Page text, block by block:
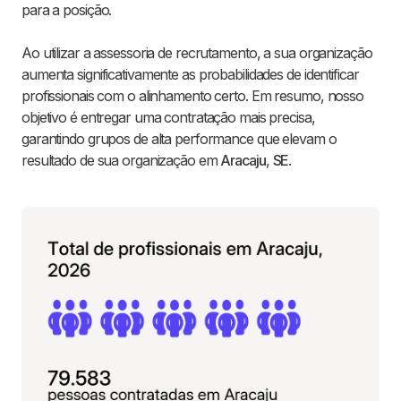
para a posição.
Ao utilizar a assessoria de recrutamento, a sua organização
aumenta significativamente as probabilidades de identificar
profissionais com o alinhamento certo. Em resumo, nosso
objetivo é entregar uma contratação mais precisa,
garantindo grupos de alta performance que elevam o
resultado de sua organização em Aracaju, SE.